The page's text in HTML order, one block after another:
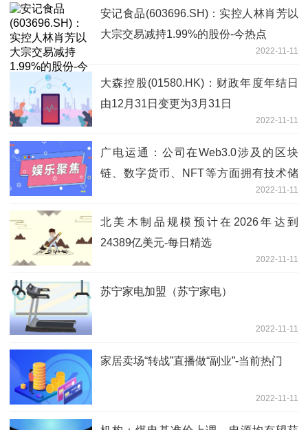
安记食品(603696.SH)：实控人林肖芳以
大宗交易减持1.99%的股份-今热点
2022-11-11
大森控股(01580.HK)：财政年度年结日
由12月31日变更为3月31日
2022-11-11
广电运通：公司在Web3.0涉及的区块
链、数字货币、NFT等方面拥有技术储
2022-11-11
北美木制品规模预计在2026年达到
24389亿美元-每日精选
2022-11-11
苏宁家电加盟（苏宁家电）
2022-11-11
家居卖场“转战”直播做“副业”-当前热门
2022-11-11